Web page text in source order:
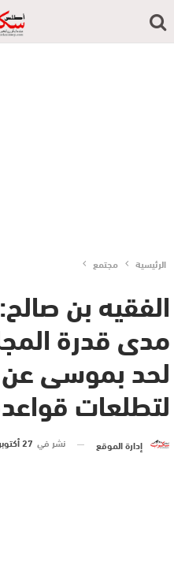
الرئيسية مجتمع
الفقيه بن
مدى قدرة
لحد بموسى عن
لتطلعات
إدارة الموقع نشر في 27 أكتوبر 2015 الساعة 12 و 39 دقيقة